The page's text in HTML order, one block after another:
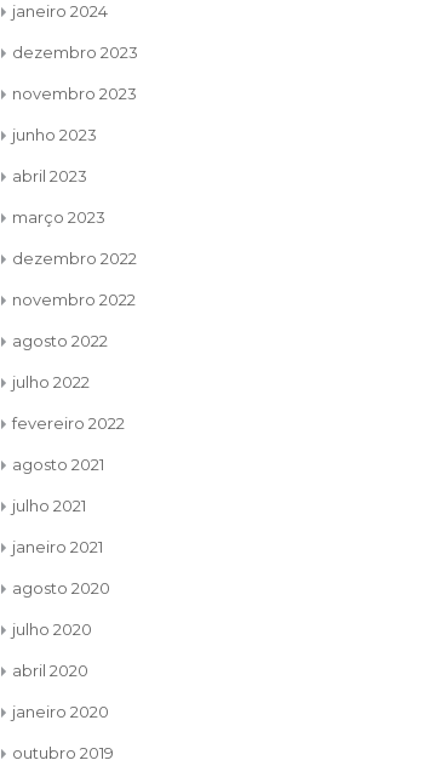
o movimento LEO construiu
ao longo dos anos somos
sentimento de...
janeiro 2024
dezembro 2023
novembro 2023
junho 2023
abril 2023
março 2023
dezembro 2022
novembro 2022
agosto 2022
julho 2022
fevereiro 2022
agosto 2021
julho 2021
janeiro 2021
agosto 2020
julho 2020
abril 2020
janeiro 2020
outubro 2019